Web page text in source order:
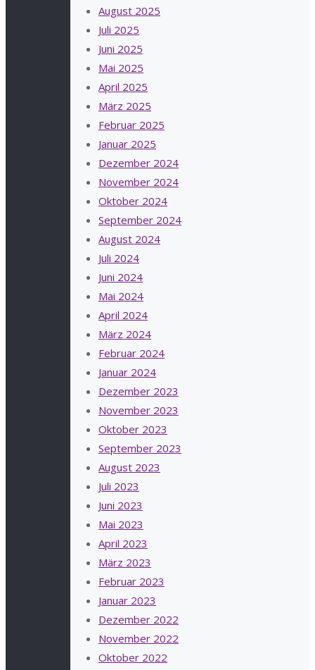
August 2025
Juli 2025
Juni 2025
Mai 2025
April 2025
März 2025
Februar 2025
Januar 2025
Dezember 2024
November 2024
Oktober 2024
September 2024
August 2024
Juli 2024
Juni 2024
Mai 2024
April 2024
März 2024
Februar 2024
Januar 2024
Dezember 2023
November 2023
Oktober 2023
September 2023
August 2023
Juli 2023
Juni 2023
Mai 2023
April 2023
März 2023
Februar 2023
Januar 2023
Dezember 2022
November 2022
Oktober 2022